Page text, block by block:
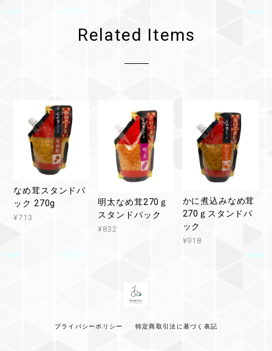
Related Items
なめ茸スタンドパ
ック 270g
¥713
明太なめ茸270ｇ
スタンドパック
¥832
かに煮込みなめ茸
270ｇスタンドパ
ック
¥918
プライバシーポリシー 特定商取引法に基づく表記